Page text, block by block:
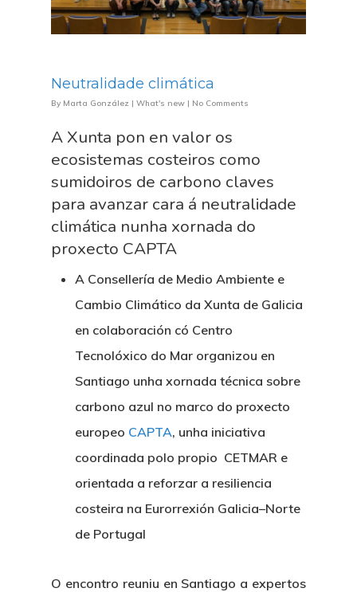
Neutralidade climática
By Marta González | What's new | No Comments
A Xunta pon en valor os
ecosistemas costeiros como
sumidoiros de carbono claves
para avanzar cara á neutralidade
climática nunha xornada do
proxecto CAPTA
A Consellería de Medio Ambiente e
Cambio Climático da Xunta de Galicia
en colaboración có Centro
Tecnolóxico do Mar organizou en
Santiago unha xornada técnica sobre
carbono azul no marco do proxecto
europeo CAPTA, unha iniciativa
coordinada polo propio CETMAR e
orientada a reforzar a resiliencia
costeira na Eurorrexión Galicia–Norte
de Portugal
O encontro reuniu en Santiago a expertos